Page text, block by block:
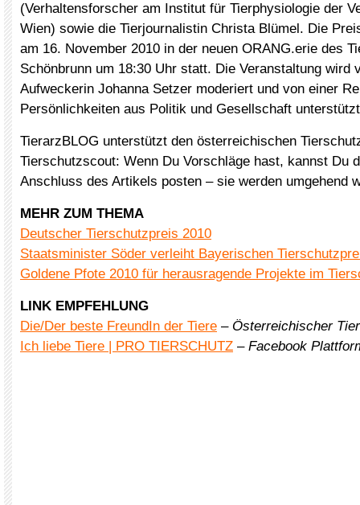
(Verhaltensforscher am Institut für Tierphysiologie der
Wien) sowie die Tierjournalistin Christa Blümel. Die
am 16. November 2010 in der neuen ORANG.erie des
Schönbrunn um 18:30 Uhr statt. Die Veranstaltung wird
Aufweckerin Johanna Setzer moderiert und von einer
Persönlichkeiten aus Politik und Gesellschaft
TierarzBLOG unterstützt den österreichischen
Tierschutzscout: Wenn Du Vorschläge hast, kannst Du
Anschluss des Artikels posten – sie werden umgehend
MEHR ZUM THEMA
Deutscher Tierschutzpreis 2010
Staatsminister Söder verleiht Bayerischen
Goldene Pfote 2010 für herausragende Projekte im
LINK EMPFEHLUNG
Die/Der beste FreundIn der Tiere – Österreichischer
Ich liebe Tiere | PRO TIERSCHUTZ – Facebook